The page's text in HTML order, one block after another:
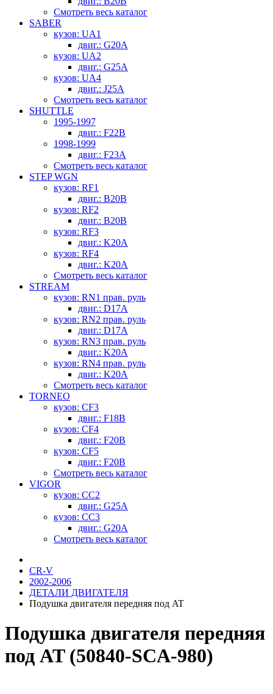
Смотреть весь каталог
SABER
кузов: UA1
двиг.: G20A
кузов: UA2
двиг.: G25A
кузов: UA4
двиг.: J25A
Смотреть весь каталог
SHUTTLE
1995-1997
двиг.: F22B
1998-1999
двиг.: F23A
Смотреть весь каталог
STEP WGN
кузов: RF1
двиг.: B20B
кузов: RF2
двиг.: B20B
кузов: RF3
двиг.: K20A
кузов: RF4
двиг.: K20A
Смотреть весь каталог
STREAM
кузов: RN1 прав. руль
двиг.: D17A
кузов: RN2 прав. руль
двиг.: D17A
кузов: RN3 прав. руль
двиг.: K20A
кузов: RN4 прав. руль
двиг.: K20A
Смотреть весь каталог
TORNEO
кузов: CF3
двиг.: F18B
кузов: CF4
двиг.: F20B
кузов: CF5
двиг.: F20B
Смотреть весь каталог
VIGOR
кузов: CC2
двиг.: G25A
кузов: CC3
двиг.: G20A
Смотреть весь каталог
CR-V
2002-2006
ДЕТАЛИ ДВИГАТЕЛЯ
Подушка двигателя передняя под AT
Подушка двигателя передняя
под AT (50840-SCA-980)